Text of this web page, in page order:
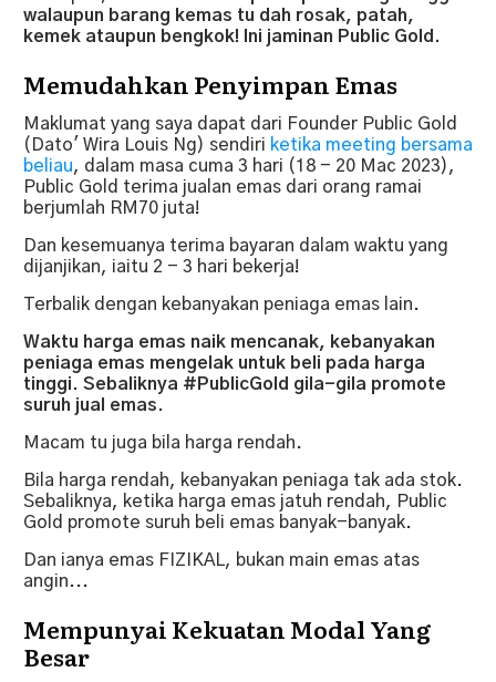
walaupun barang kemas tu dah rosak, patah,
kemek ataupun bengkok! Ini jaminan Public Gold.
Memudahkan Penyimpan Emas
Maklumat yang saya dapat dari Founder Public Gold
(Dato' Wira Louis Ng) sendiri ketika meeting bersama
beliau, dalam masa cuma 3 hari (18 - 20 Mac 2023),
Public Gold terima jualan emas dari orang ramai
berjumlah RM70 juta!
Dan kesemuanya terima bayaran dalam waktu yang
dijanjikan, iaitu 2 - 3 hari bekerja!
Terbalik dengan kebanyakan peniaga emas lain.
Waktu harga emas naik mencanak, kebanyakan
peniaga emas mengelak untuk beli pada harga
tinggi. Sebaliknya #PublicGold gila-gila promote
suruh jual emas.
Macam tu juga bila harga rendah.
Bila harga rendah, kebanyakan peniaga tak ada stok.
Sebaliknya, ketika harga emas jatuh rendah, Public
Gold promote suruh beli emas banyak-banyak.
Dan ianya emas FIZIKAL, bukan main emas atas
angin...
Mempunyai Kekuatan Modal Yang
Besar